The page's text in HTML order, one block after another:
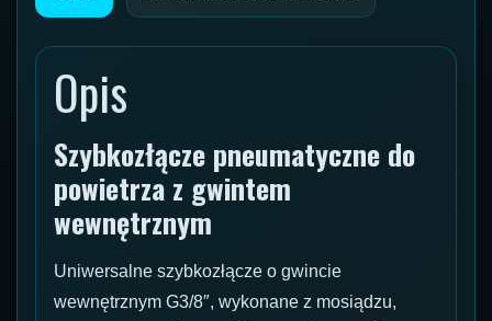
Opis
Szybkozłącze pneumatyczne do
powietrza z gwintem
wewnętrznym
Uniwersalne szybkozłącze o gwincie
wewnętrznym G3/8″, wykonane z mosiądzu,